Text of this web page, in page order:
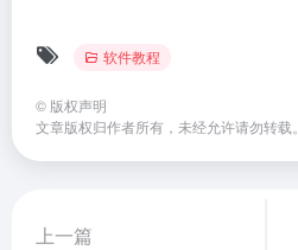
软件教程
© 版权声明
文章版权归作者所有，未经允许请勿转载。
上一篇